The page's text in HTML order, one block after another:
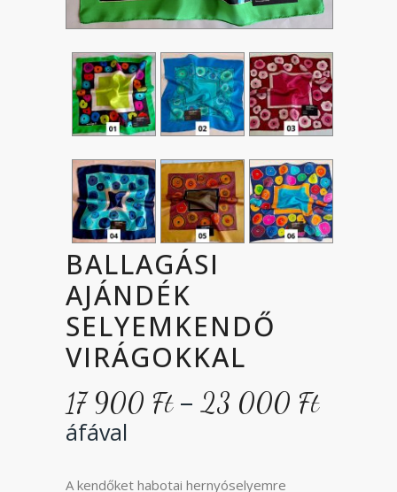
BALLAGÁSI
AJÁNDÉK
SELYEMKENDŐ
VIRÁGOKKAL
17 900 Ft – 23 000 Ft17
áfával
A kendőket habotai hernyóselyemre